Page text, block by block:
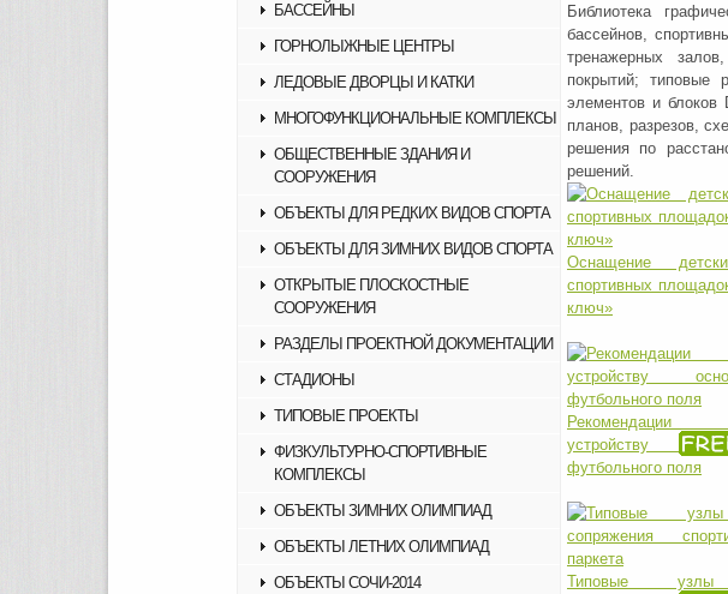
БАССЕЙНЫ
ГОРНОЛЫЖНЫЕ ЦЕНТРЫ
ЛЕДОВЫЕ ДВОРЦЫ И КАТКИ
МНОГОФУНКЦИОНАЛЬНЫЕ КОМПЛЕКСЫ
ОБЩЕСТВЕННЫЕ ЗДАНИЯ И
СООРУЖЕНИЯ
ОБЪЕКТЫ ДЛЯ РЕДКИХ ВИДОВ СПОРТА
ОБЪЕКТЫ ДЛЯ ЗИМНИХ ВИДОВ СПОРТА
ОТКРЫТЫЕ ПЛОСКОСТНЫЕ
СООРУЖЕНИЯ
РАЗДЕЛЫ ПРОЕКТНОЙ ДОКУМЕНТАЦИИ
СТАДИОНЫ
ТИПОВЫЕ ПРОЕКТЫ
ФИЗКУЛЬТУРНО-СПОРТИВНЫЕ
КОМПЛЕКСЫ
ОБЪЕКТЫ ЗИМНИХ ОЛИМПИАД
ОБЪЕКТЫ ЛЕТНИХ ОЛИМПИАД
ОБЪЕКТЫ СОЧИ-2014
Библиотека
бассейнов,
тренажерных
покрытий;
элементов и блоков
планов, разрезов,
решения по
решений.
Оснащение
спортивных
ключ»
устройству
футбольного поля
Типовые